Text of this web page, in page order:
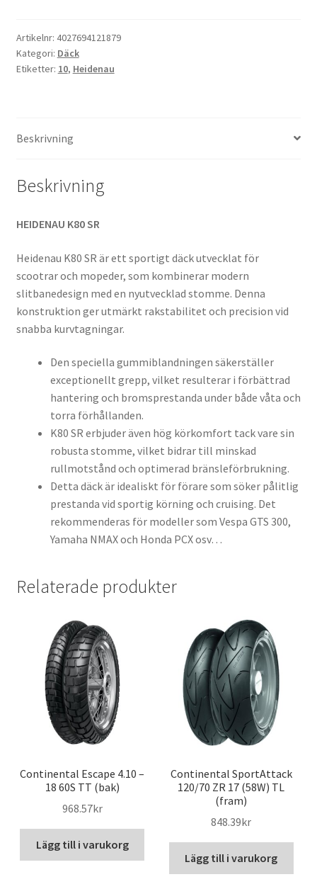
3.50
-
10
mängd
Artikelnr: 4027694121879
Kategori: Däck
Etiketter: 10, Heidenau
Beskrivning
Beskrivning
HEIDENAU K80 SR
Heidenau K80 SR är ett sportigt däck utvecklat för
scootrar och mopeder, som kombinerar modern
slitbanedesign med en nyutvecklad stomme. Denna
konstruktion ger utmärkt rakstabilitet och precision vid
snabba kurvtagningar.
Den speciella gummiblandningen säkerställer
exceptionellt grepp, vilket resulterar i förbättrad
hantering och bromsprestanda under både våta och
torra förhållanden.
K80 SR erbjuder även hög körkomfort tack vare sin
robusta stomme, vilket bidrar till minskad
rullmotstånd och optimerad bränsleförbrukning.
Detta däck är idealiskt för förare som söker pålitlig
prestanda vid sportig körning och cruising. Det
rekommenderas för modeller som Vespa GTS 300,
Yamaha NMAX och Honda PCX osv…
Relaterade produkter
Continental Escape 4.10 –
18 60S TT (bak)
968.57kr
Lägg till i varukorg
Continental SportAttack
120/70 ZR 17 (58W) TL
(fram)
848.39kr
Lägg till i varukorg